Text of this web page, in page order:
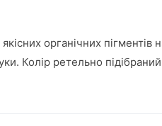
органічних пігментів
Колір ретельно